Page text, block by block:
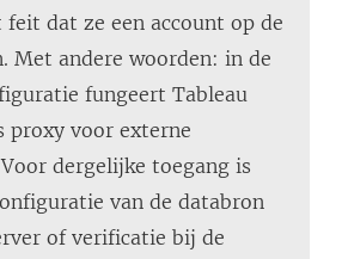
feit dat ze een account op de
Met andere woorden: in de
fungeert Tableau
proxy voor externe
dergelijke toegang is
van de databron
of verificatie bij de